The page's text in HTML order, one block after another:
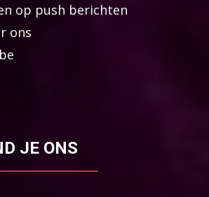
op push berichten
ons
JE ONS